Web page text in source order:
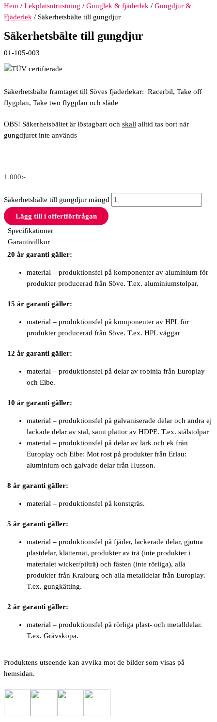
Hem / Lekplatsutrustning / Gunglek & fjäderlek / Gungdjur &
Fjäderlek / Säkerhetsbälte till gungdjur
Säkerhetsbälte till gungdjur
01-105-003
Säkerhetsbälte framtaget till Söves fjäderlekar: Racerbil, Take off
flygplan, Take two flygplan och släde
OBS! Säkerhetsbältet är löstagbart och skall alltid tas bort när
gungdjuret inte används
1 000:-
Säkerhetsbälte till gungdjur mängd
Lägg till i offertförfrågan
Specifikationer
Garantivillkor
20 år garanti gäller:
material – produktionsfel på komponenter av aluminium för
produkter producerad från Söve. T.ex. aluminiumstolpar.
15 år garanti gäller:
material – produktionsfel på komponenter av HPL för
produkter producerad från Söve. T.ex. HPL väggar
12 år garanti gäller:
material – produktionsfel på delar av robinia från Europlay
och Eibe.
10 år garanti gäller:
material – produktionsfel på galvaniserade delar och andra ej
lackade delar av stål, samt plattor av HDPE. T.ex. stålstolpar
material – produktionsfel på delar av lärk och ek från
Europlay och Eibe: Mot rost på produkter från Erlau:
aluminium och galvade delar från Husson.
8 år garanti gäller:
material – produktionsfel på konstgräs.
5 år garanti gäller:
material – produktionsfel på fjäder, lackerade delar, gjutna
plastdelar, klätternät, produkter av trä (inte produkter i
materialet wicker/pilträ) och fästen (inte rörliga), alla
produkter från Kraiburg och alla metalldelar från Europlay.
T.ex. gungkätting.
2 år garanti gäller:
material – produktionsfel på rörliga plast- och metalldelar.
T.ex. Grävskopa.
Produktens utseende kan avvika mot de bilder som visas på
hemsidan.